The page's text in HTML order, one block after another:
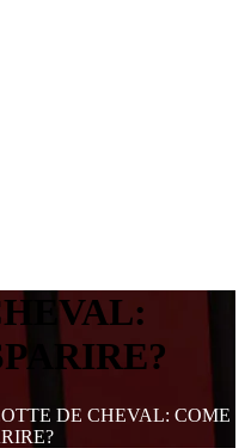
DE CHEVAL: COME